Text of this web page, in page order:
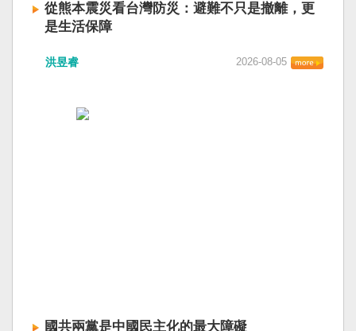
從熊本震災看台灣防災：避難不只是撤離，更
是生活保障
洪昱睿 2026-08-05
國共兩黨是中國民主化的最大障礙